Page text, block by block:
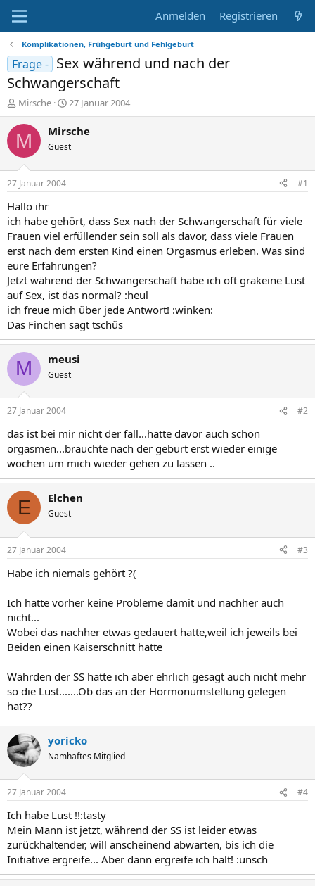
Anmelden Registrieren
Komplikationen, Frühgeburt und Fehlgeburt
Frage - Sex während und nach der
Schwangerschaft
E
r
s
t
e
r
Mirsche
E
r
s
e
t
m
27 Januar 2004
M Mirsche
Guest
27 Januar 2004 #1
Hallo ihr
ich habe gehört, dass Sex nach der Schwangerschaft für viele
Frauen viel erfüllender sein soll als davor, dass viele Frauen
erst nach dem ersten Kind einen Orgasmus erleben. Was sind
eure Erfahrungen?
Jetzt während der Schwangerschaft habe ich oft grakeine Lust
auf Sex, ist das normal? :heul
ich freue mich über jede Antwort! :winken:
Das Finchen sagt tschüs
M meusi
Guest
27 Januar 2004 #2
das ist bei mir nicht der fall...hatte davor auch schon
orgasmen...brauchte nach der geburt erst wieder einige
wochen um mich wieder gehen zu lassen ..
E Elchen
Guest
27 Januar 2004 #3
Habe ich niemals gehört ?(
Ich hatte vorher keine Probleme damit und nachher auch
nicht...
Wobei das nachher etwas gedauert hatte,weil ich jeweils bei
Beiden einen Kaiserschnitt hatte
Währden der SS hatte ich aber ehrlich gesagt auch nicht mehr
so die Lust.......Ob das an der Hormonumstellung gelegen
hat??
yoricko
Namhaftes Mitglied
27 Januar 2004 #4
Ich habe Lust !!:tasty
Mein Mann ist jetzt, während der SS ist leider etwas
zurückhaltender, will anscheinend abwarten, bis ich die
Initiative ergreife... Aber dann ergreife ich halt! :unsch